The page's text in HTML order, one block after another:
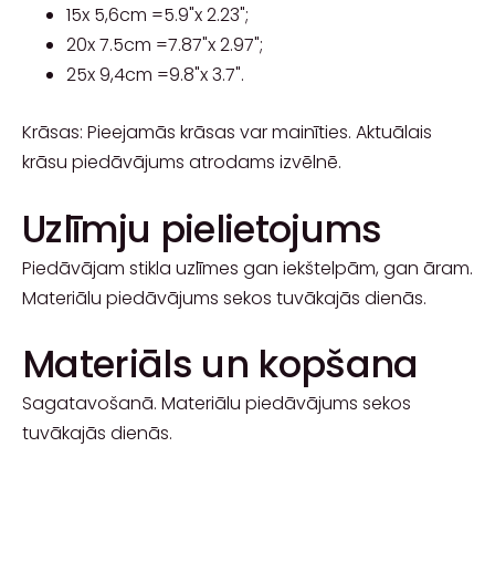
15x 5,6cm =5.9"x 2.23";
20x 7.5cm =7.87"x 2.97";
25x 9,4cm =9.8"x 3.7".
Krāsas: Pieejamās krāsas var mainīties. Aktuālais
krāsu piedāvājums atrodams izvēlnē.
Uzlīmju pielietojums
Piedāvājam stikla uzlīmes gan iekštelpām, gan āram.
Materiālu piedāvājums sekos tuvākajās dienās.
Materiāls un kopšana
Sagatavošanā. Materiālu piedāvājums sekos
tuvākajās dienās.